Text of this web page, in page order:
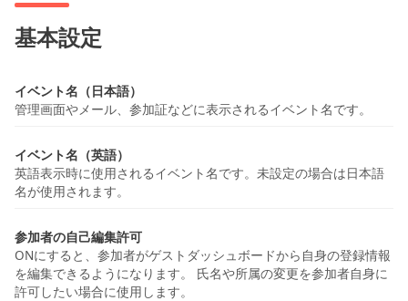
基本設定
イベント名（日本語）
管理画面やメール、参加証などに表示されるイベント名です。
イベント名（英語）
英語表示時に使用されるイベント名です。未設定の場合は日本語
名が使用されます。
参加者の自己編集許可
ONにすると、参加者がゲストダッシュボードから自身の登録情報
を編集できるようになります。 氏名や所属の変更を参加者自身に
許可したい場合に使用します。